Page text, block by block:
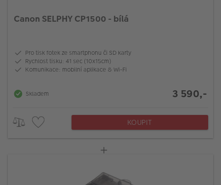
Canon SELPHY CP1500 - bílá
Pro tisk fotek ze smartphonu či SD karty
Rychlost tisku: 41 sec (10x15cm)
Komunikace: mobilní aplikace & Wi-Fi
Skladem 3 590,-
KOUPIT